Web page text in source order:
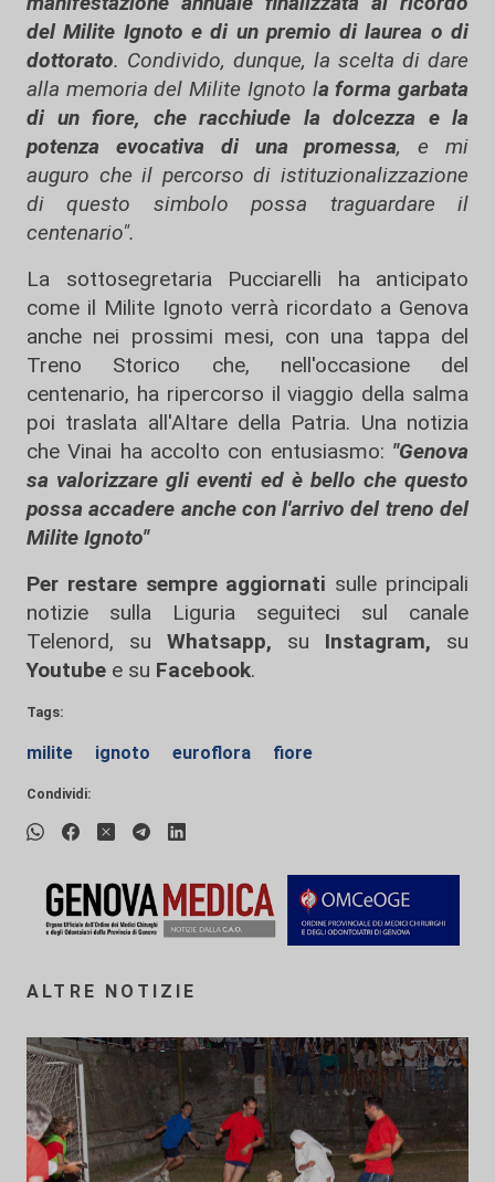
del Milite Ignoto e di un premio di laurea o di
dottorato. Condivido, dunque, la scelta di dare
alla memoria del Milite Ignoto la forma garbata
di un fiore, che racchiude la dolcezza e la
potenza evocativa di una promessa, e mi
auguro che il percorso di istituzionalizzazione
di questo simbolo possa traguardare il
centenario".
La sottosegretaria Pucciarelli ha anticipato
come il Milite Ignoto verrà ricordato a Genova
anche nei prossimi mesi, con una tappa del
Treno Storico che, nell'occasione del
centenario, ha ripercorso il viaggio della salma
poi traslata all'Altare della Patria. Una notizia
che Vinai ha accolto con entusiasmo: "Genova
sa valorizzare gli eventi ed è bello che questo
possa accadere anche con l'arrivo del treno del
Milite Ignoto"
Per restare sempre aggiornati sulle principali
notizie sulla Liguria seguiteci sul canale
Telenord, su
Whatsapp, su Instagram, su
Youtube e su Facebook.
Tags:
milite ignoto euroflora fiore
Condividi:
ALTRE NOTIZIE